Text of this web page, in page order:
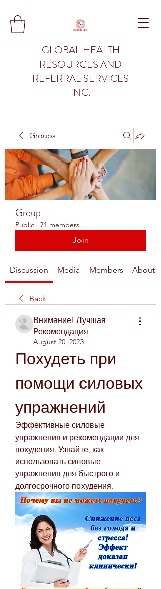
GLOBAL HEALTH
RESOURCES AND
REFERRAL SERVICES
INC.
Groups
Group
Public · 71 members
Join
Discussion Media Members About
Back
Внимание! Лучшая
Рекомендация
August 20, 2023
Похудеть при
помощи силовых
упражнений
Эффективные силовые
упражнения и рекомендации для
похудения. Узнайте, как
использовать силовые
упражнения для быстрого и
долгосрочного похудения.